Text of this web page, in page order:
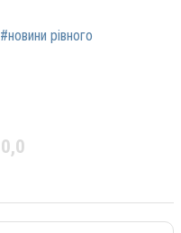
#новини рівного
0,0